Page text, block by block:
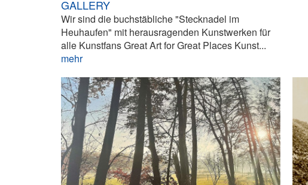
GALLERY
Wir sind die buchstäbliche "Stecknadel im
Heuhaufen" mit herausragenden Kunstwerken für
alle Kunstfans Great Art for Great Places Kunst...
mehr